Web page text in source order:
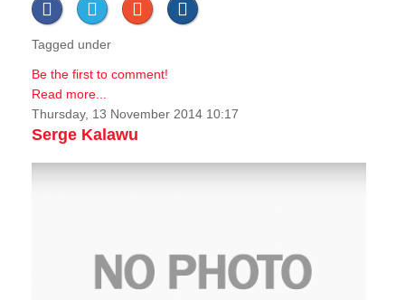
Tagged under
Be the first to comment!
Read more...
Thursday, 13 November 2014 10:17
Serge Kalawu